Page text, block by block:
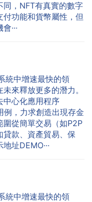
，NFT有真實的數字
功能和貨幣屬性，但
···
統中增速最快的領
來釋放更多的潛力。
中心化應用程序
例，力求創造出現存金
從簡單交易（如P2P
貸款、資產貿易、保
址DEMO···
統中增速最快的領